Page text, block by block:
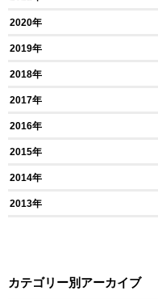
2020年
2019年
2018年
2017年
2016年
2015年
2014年
2013年
カテゴリー別アーカイブ